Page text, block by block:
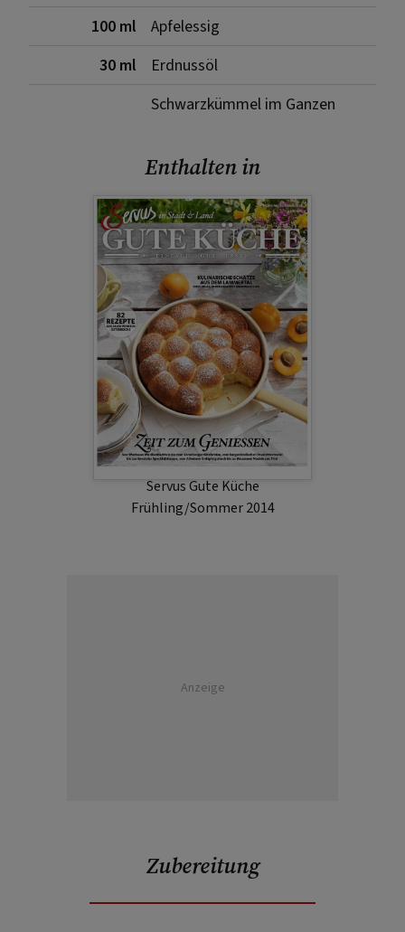
100 ml
Apfelessig
30 ml
Erdnussöl
Schwarzkümmel im Ganzen
Enthalten in
Servus Gute Küche
Frühling/Sommer 2014
Anzeige
Zubereitung